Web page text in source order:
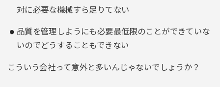
対に必要な機械すら足りてない
品質を管理しようにも必要最低限のことができていな
いのでどうすることもできない
こういう会社って意外と多いんじゃないでしょうか？